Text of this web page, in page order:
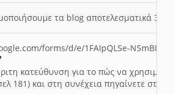
τα blog αποτελεσματικά 3
forms/d/e/1FAIpQLSe-NSmBI-
κατεύθυνση για το πώς να
181) και στη συνέχεια πηγαίνετε στο